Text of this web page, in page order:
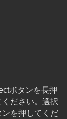
ボタンを長押
ださい。選択
ンを押してくだ